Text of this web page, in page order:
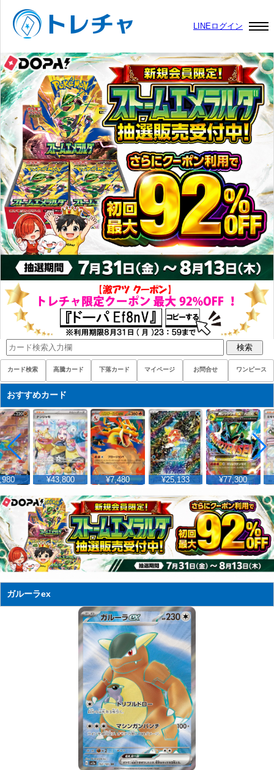
LINEログイン
検索
カード検索 高騰カード 下落カード マイページ お問合せ ワンピース
おすすめカード
¥43,800 ¥7,480 ¥25,133 ¥77,300
ガルーラex